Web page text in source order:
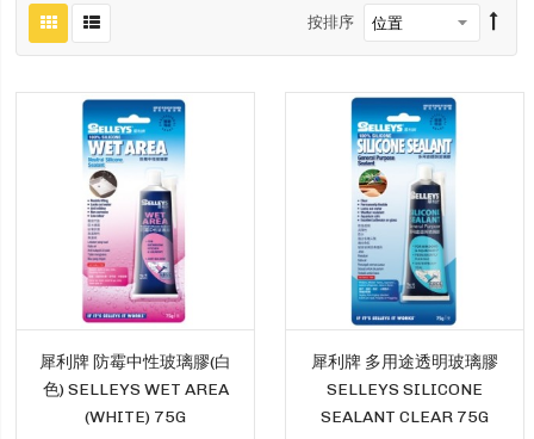
按排序
犀利牌 防霉中性玻璃膠(白
色) SELLEYS WET AREA
(WHITE) 75G
犀利牌 多用途透明玻璃膠
SELLEYS SILICONE
SEALANT CLEAR 75G